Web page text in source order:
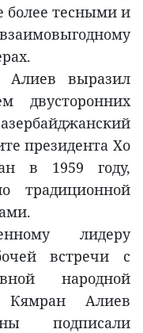
более тесными и
выразил
двусторонних
президента Хо
в 1959 году,
традиционной
лидеру
встречи с
народной
Кямран Алиев
подписали